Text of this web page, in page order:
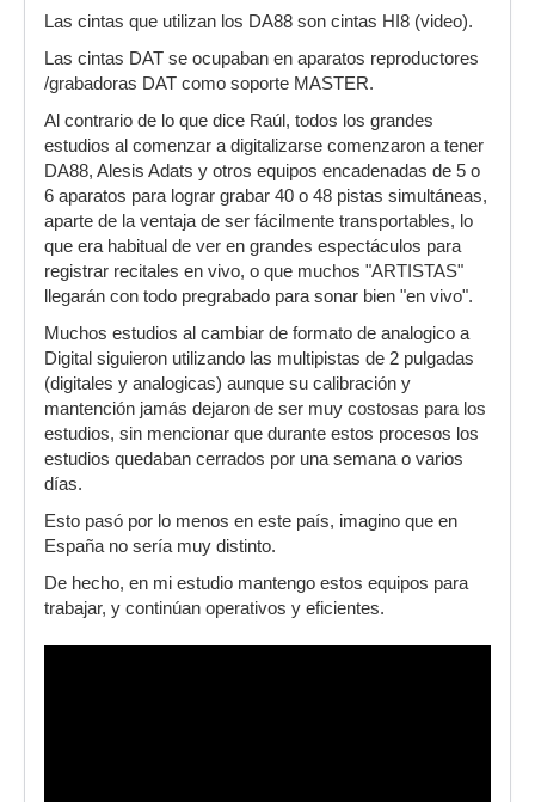
Las cintas que utilizan los DA88 son cintas HI8 (video).
Las cintas DAT se ocupaban en aparatos reproductores
/grabadoras DAT como soporte MASTER.
Al contrario de lo que dice Raúl, todos los grandes
estudios al comenzar a digitalizarse comenzaron a tener
DA88, Alesis Adats y otros equipos encadenadas de 5 o
6 aparatos para lograr grabar 40 o 48 pistas simultáneas,
aparte de la ventaja de ser fácilmente transportables, lo
que era habitual de ver en grandes espectáculos para
registrar recitales en vivo, o que muchos "ARTISTAS"
llegarán con todo pregrabado para sonar bien "en vivo".
Muchos estudios al cambiar de formato de analogico a
Digital siguieron utilizando las multipistas de 2 pulgadas
(digitales y analogicas) aunque su calibración y
mantención jamás dejaron de ser muy costosas para los
estudios, sin mencionar que durante estos procesos los
estudios quedaban cerrados por una semana o varios
días.
Esto pasó por lo menos en este país, imagino que en
España no sería muy distinto.
De hecho, en mi estudio mantengo estos equipos para
trabajar, y continúan operativos y eficientes.